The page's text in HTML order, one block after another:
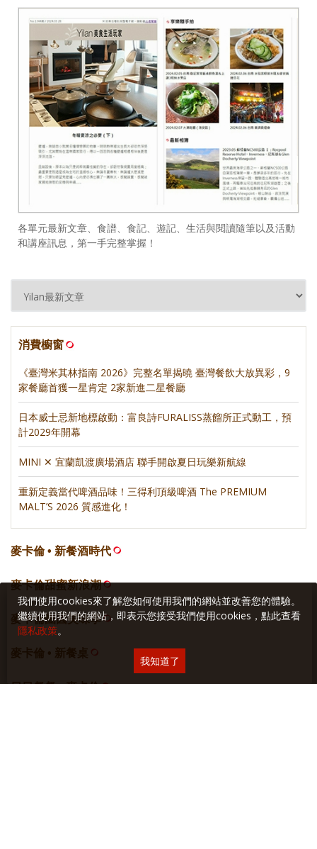
各單元最新文章、食譜、食記、遊記、生活與閱讀隨筆以及活動
和講座訊息，第一手完整掌握！
消費櫥窗
《臺灣米其林指南 2026》完整名單揭曉 臺灣餐飲大放異彩，9
家餐廳首獲一星肯定 2家新進二星餐廳
日本威士忌新地標啟動：富良詩FURALISS蒸餾所正式動工，預
計2029年開幕
MINI ✕ 宜蘭凱渡廣場酒店 聯手開啟夏日玩樂新航線
重新定義當代啤酒品味！三得利頂級啤酒 The PREMIUM
MALT’S 2026 質感進化！
麥卡倫 • 新餐酒時代
麥卡倫甜蜜新浪潮
麥卡倫團圓美味學
麥卡倫 • 新餐桌
日日餐餐 • 麥卡倫
我們使用cookies來了解您如何使用我們的網站並改善您的體驗。
繼續使用我們的網站，即表示您接受我們使用cookies，點此查看
隱私政策。
我知道了